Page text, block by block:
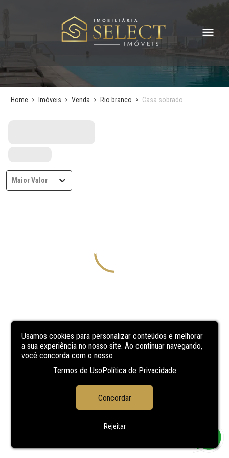
Usamos cookies para personalizar conteúdos e melhorar
a sua experiência no nosso site. Ao continuar navegando,
você concorda com o nosso
Termos de UsoPolítica de Privacidade
Concordar
Rejeitar
Home Imóveis Venda Rio branco Casa sobrado
Maior Valor